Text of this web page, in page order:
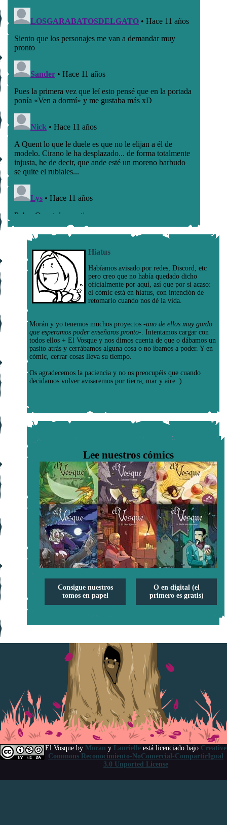
Hiatus
Habíamos avisado por redes, Discord, etc
pero creo que no había quedado dicho
oficialmente por aquí, así que por si acaso:
el cómic está en hiatus, con intención de
retomarlo cuando nos dé la vida.
Morán y yo tenemos muchos proyectos -uno de ellos muy gordo
que esperamos poder enseñaros pronto- . Intentamos cargar con
todos ellos + El Vosque y nos dimos cuenta de que o dábamos un
pasito atrás y cerrábamos alguna cosa o no íbamos a poder. Y en
cómic, cerrar cosas lleva su tiempo.
Os agradecemos la paciencia y no os preocupéis que cuando
decidamos volver avisaremos por tierra, mar y aire :)
Lee nuestros cómics
Consigue nuestros
tomos en papel
O en digital (el
primero es gratis)
El Vosque by Moran y Laurielle está licenciado bajo Creative
Commons Reconocimiento-NoComercial-CompartirIgual
3.0 Unported License